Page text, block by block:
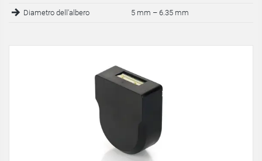
Diametro dell'albero 5 mm – 6.35 mm